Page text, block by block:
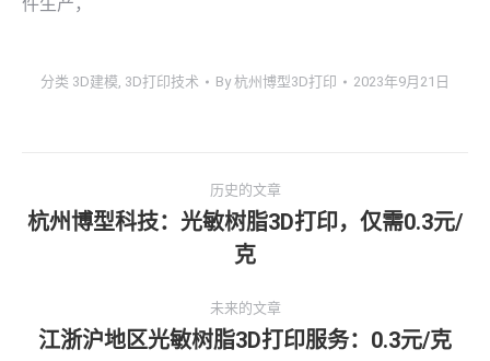
分类 3D建模, 3D打印技术 By杭州博型3D打印 2023年9月21日
章
航
历史的文章
历
史
文
章：
杭州博型科技：光敏树脂3D打印，仅需0.3元/
克
未来的文章
未
江浙沪地区光敏树脂3D打印服务：0.3元/克